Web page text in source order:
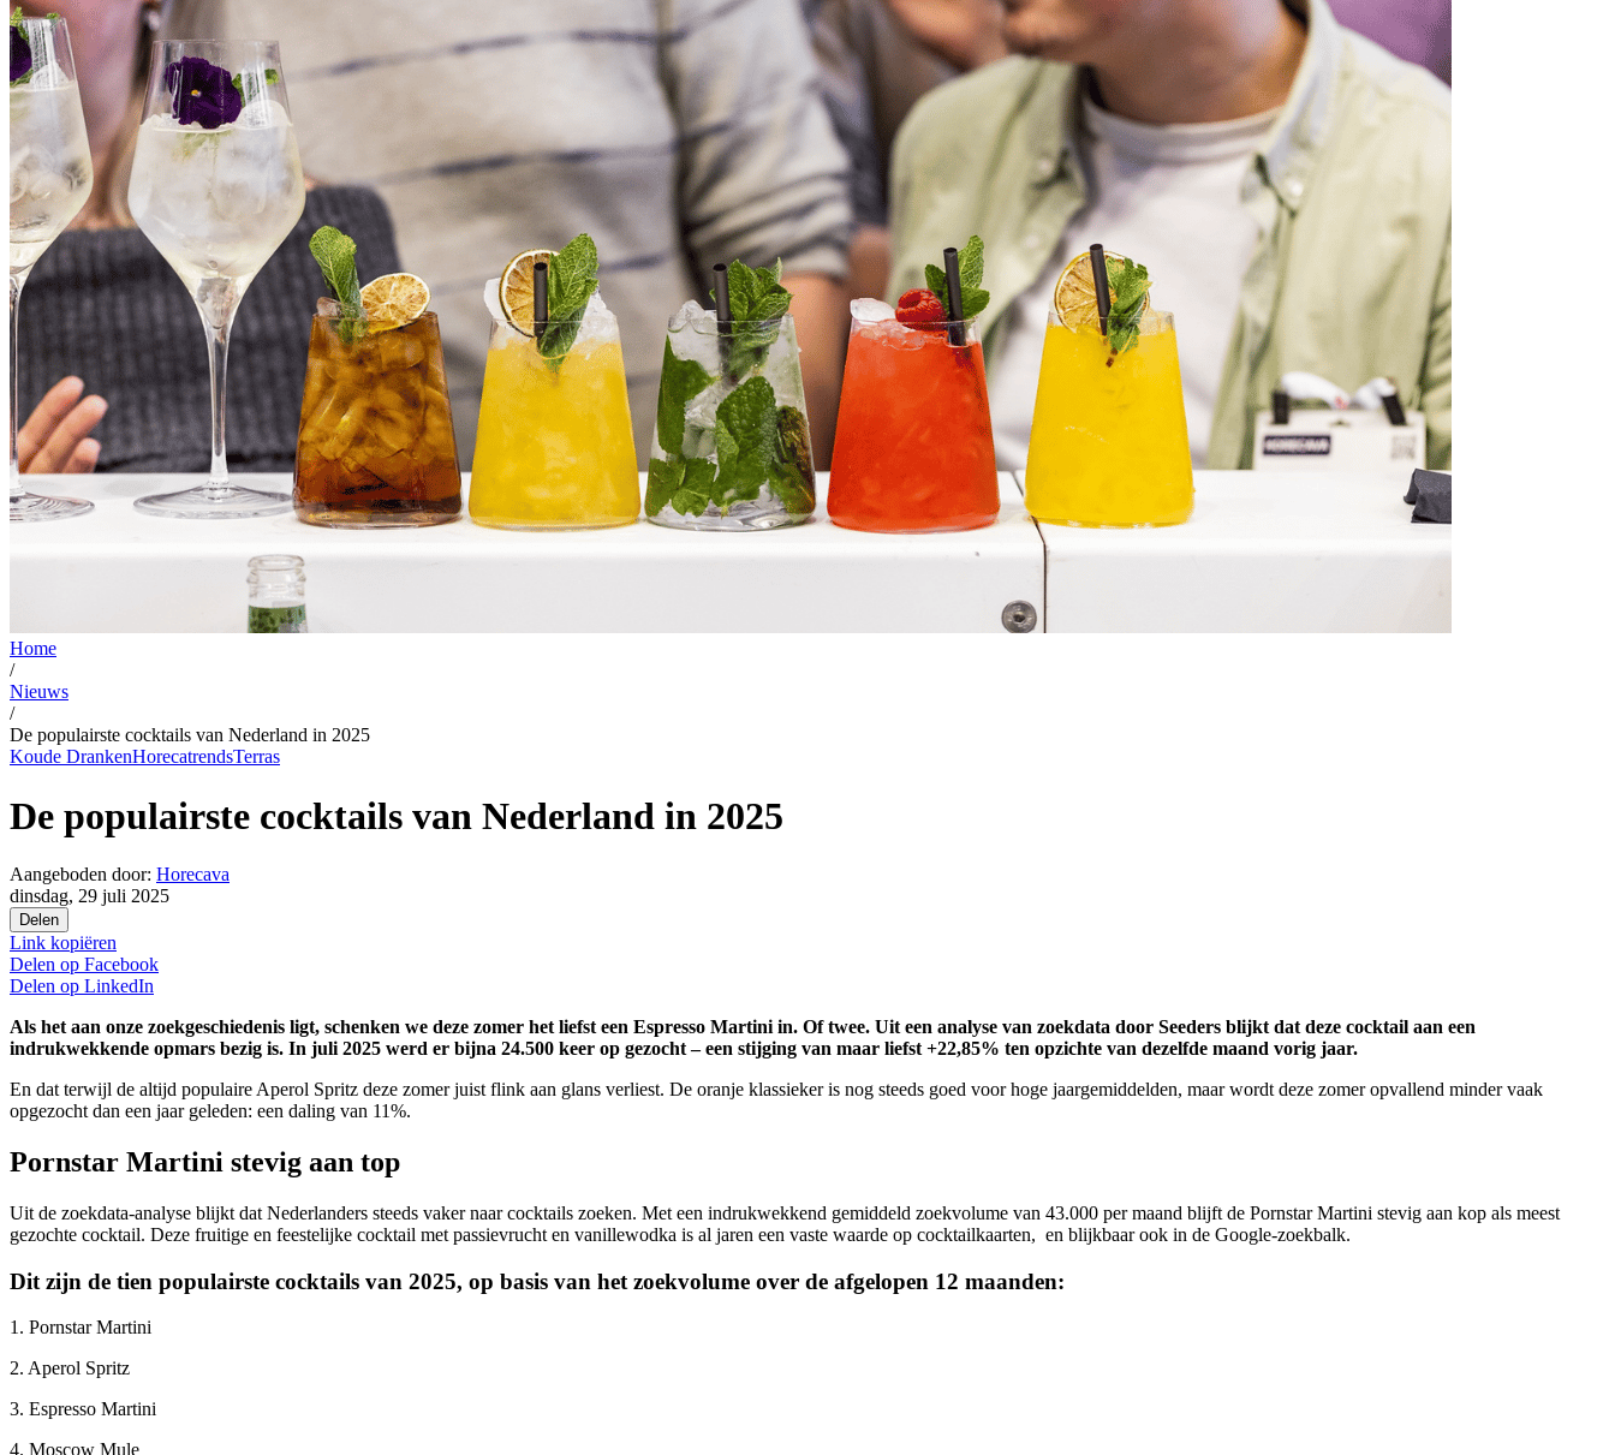
Home
/
Nieuws
/
De populairste cocktails van Nederland in 2025
Koude DrankenHorecatrendsTerras
De populairste cocktails van Nederland in 2025
Aangeboden door: Horecava
dinsdag, 29 juli 2025
Delen
Link kopiëren
Delen op Facebook
Delen op LinkedIn
Als het aan onze zoekgeschiedenis ligt, schenken we deze zomer het liefst een Espresso Martini in. Of twee. Uit een analyse van zoekdata door Seeders blijkt dat deze cocktail aan een
indrukwekkende opmars bezig is. In juli 2025 werd er bijna 24.500 keer op gezocht – een stijging van maar liefst +22,85% ten opzichte van dezelfde maand vorig jaar.
En dat terwijl de altijd populaire Aperol Spritz deze zomer juist flink aan glans verliest. De oranje klassieker is nog steeds goed voor hoge jaargemiddelden, maar wordt deze zomer opvallend minder vaak
opgezocht dan een jaar geleden: een daling van 11%.
Pornstar Martini stevig aan top
Uit de zoekdata-analyse blijkt dat Nederlanders steeds vaker naar cocktails zoeken. Met een indrukwekkend gemiddeld zoekvolume van 43.000 per maand blijft de Pornstar Martini stevig aan kop als meest
gezochte cocktail. Deze fruitige en feestelijke cocktail met passievrucht en vanillewodka is al jaren een vaste waarde op cocktailkaarten, en blijkbaar ook in de Google-zoekbalk.
Dit zijn de tien populairste cocktails van 2025, op basis van het zoekvolume over de afgelopen 12 maanden:
1. Pornstar Martini
2. Aperol Spritz
3. Espresso Martini
4. Moscow Mule